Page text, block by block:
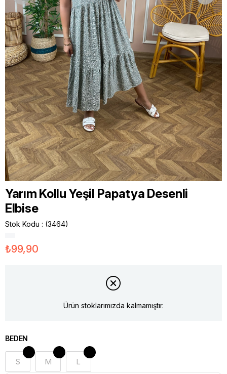
Yarım Kollu Yeşil Papatya Desenli
Elbise
Stok Kodu (3464)
₺99,90
Ürün stoklarımızda kalmamıştır.
BEDEN
S M L